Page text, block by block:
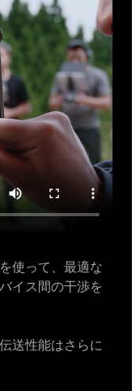
使って、最適な
イス間の干渉を
送性能はさらに